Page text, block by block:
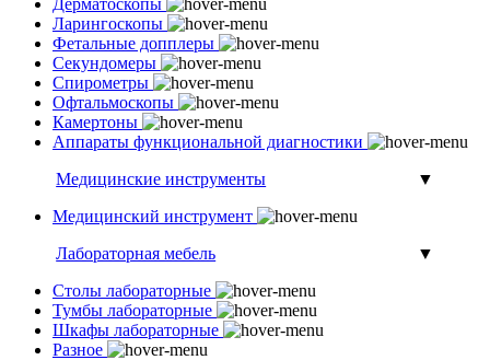
Ларингоскопы
Фетальные допплеры
Секундомеры
Спирометры
Офтальмоскопы
Камертоны
Аппараты функциональной диагностики
Медицинские инструменты
▼
Медицинский инструмент
Лабораторная мебель
▼
Столы лабораторные
Тумбы лабораторные
Шкафы лабораторные
Разное